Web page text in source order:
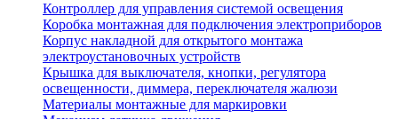
Контроллер для управления системой освещения
Коробка монтажная для подключения электроприборов
Корпус накладной для открытого монтажа
электроустановочных устройств
Крышка для выключателя, кнопки, регулятора
освещенности, диммера, переключателя жалюзи
Материалы монтажные для маркировки